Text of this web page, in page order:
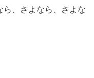
、さよなら、さよな